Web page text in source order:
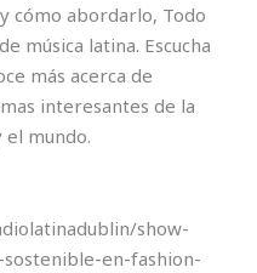
cómo abordarlo, Todo
música latina. Escucha
más acerca de
interesantes de la
mundo.
show-
en-fashion-